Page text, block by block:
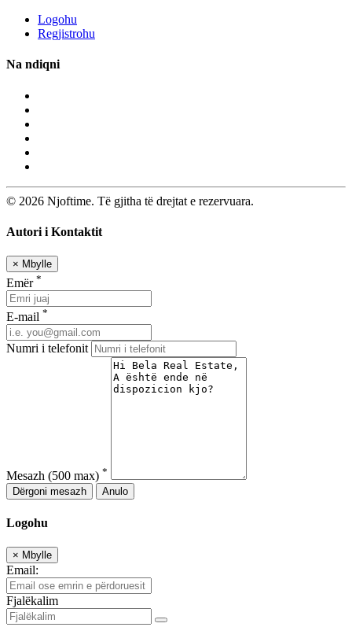
Logohu
Regjistrohu
Na ndiqni
© 2026 Njoftime. Të gjitha të drejtat e rezervuara.
Autori i Kontaktit
× Mbylle
Emër *
E-mail *
Numri i telefonit
Mesazh (500 max) *
Dërgoni mesazh
Anulo
Logohu
× Mbylle
Email:
Fjalëkalim